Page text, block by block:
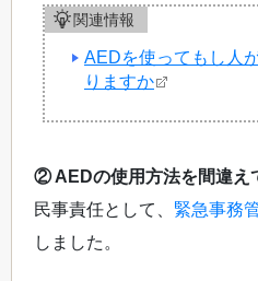
関連情報
AEDを使ってもし人
りますか
② AEDの使用方法を間違え
民事責任として、 緊急事務
しました。